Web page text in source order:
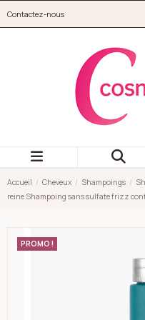
Contactez-nous
Accueil Cheveux Shampoings
reine Shampoing sans sulfate frizz
PROMO !